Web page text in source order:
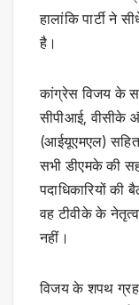
हालांकि पार्टी ने
है।
कांग्रेस विजय के
सीपीआई, वीसीके
(आईयूएमएल) सहित
सभी डीएमके की
पदाधिकारियों
वह टीवीके के नेतृत्व
नहीं।
विजय के शपथ